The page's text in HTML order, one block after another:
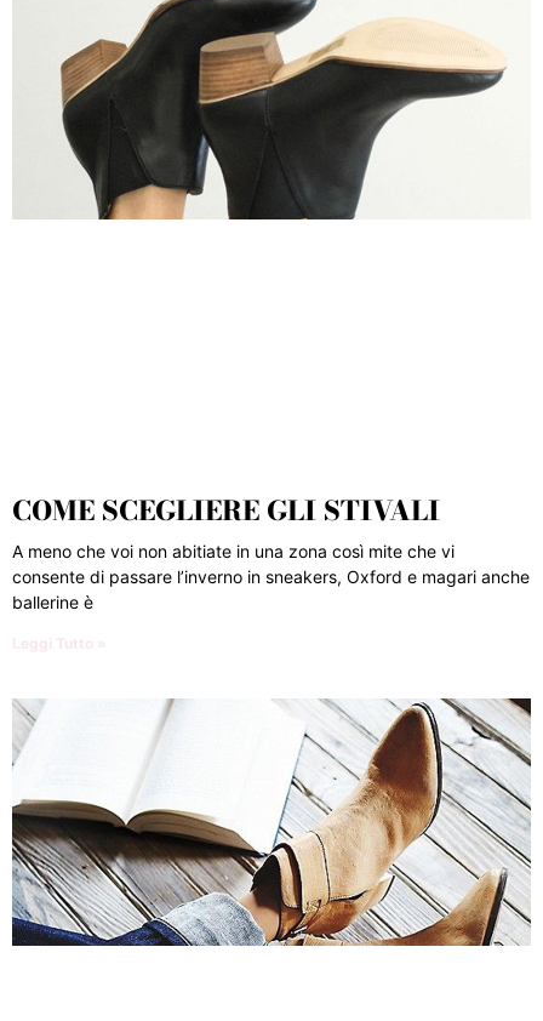
COME SCEGLIERE GLI STIVALI
A meno che voi non abitiate in una zona così mite che vi
consente di passare l’inverno in sneakers, Oxford e magari anche
ballerine è
Leggi Tutto »